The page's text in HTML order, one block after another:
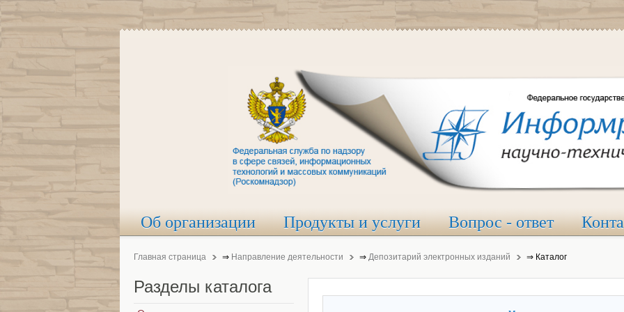
Об организации Продукты и услуги Вопрос - ответ
Главная страница ⇒ Направление деятельности ⇒ Депозитарий электронных изданий ⇒ Каталог
Разделы каталога